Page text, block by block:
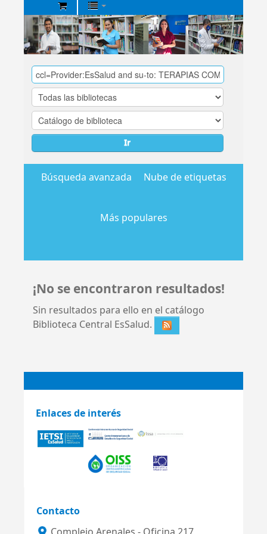
Biblioteca
Central
EsSalud
Ir
Búsqueda avanzada Nube de etiquetas
Más populares
¡No se encontraron resultados!
Sin resultados para ello en el catálogo
Biblioteca Central EsSalud.
Enlaces de interés
Contacto